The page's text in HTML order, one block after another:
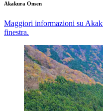
Akakura Onsen
Maggiori informazioni su
finestra.